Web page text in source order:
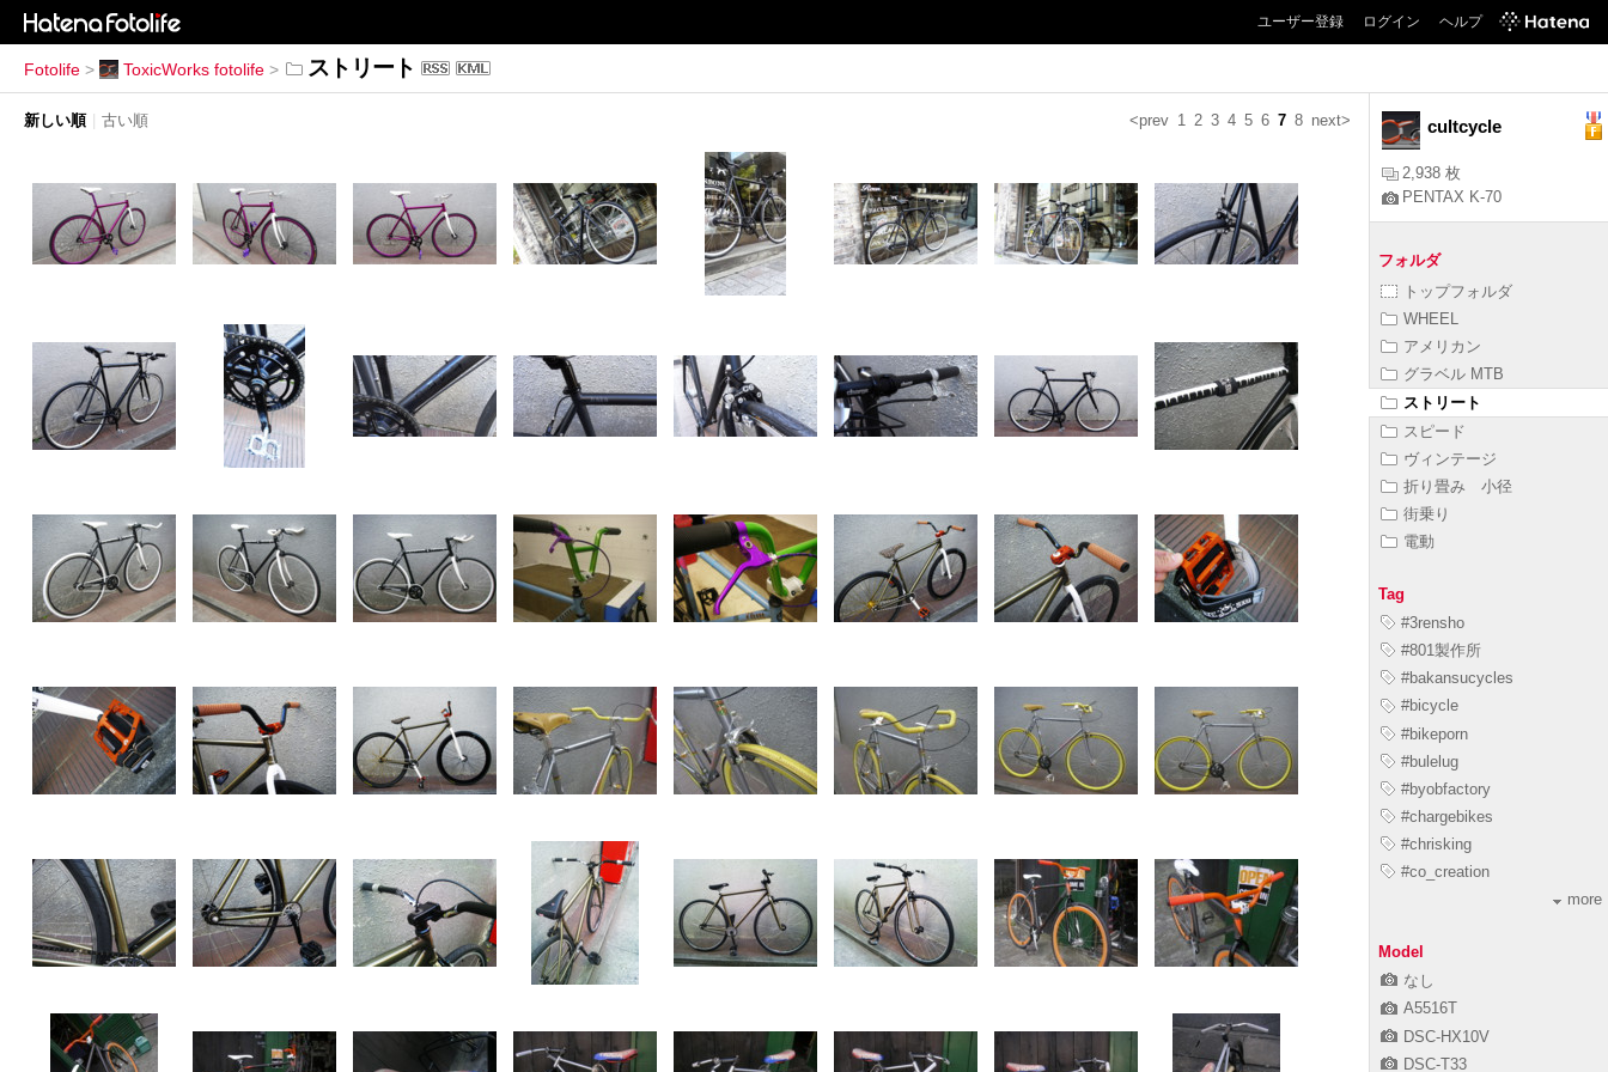
ユーザー登録 ログイン ヘルプ
Fotolife > ToxicWorks fotolife > ストリート
<prev 1 2 3 4 5 6 7 8 next>
新しい順 古い順 cultcycle
2,938 枚
PENTAX K-70
フォルダ
トップフォルダ
WHEEL
アメリカン
グラベル MTB
ストリート
スピード
ヴィンテージ
折り畳み 小径
街乗り
電動
Tag
#3rensho
#801製作所
#bakansucycles
#bicycle
#bikeporn
#bulelug
#byobfactory
#chargebikes
#chrisking
#co_creation
more
Model
なし
A5516T
DSC-HX10V
DSC-T33